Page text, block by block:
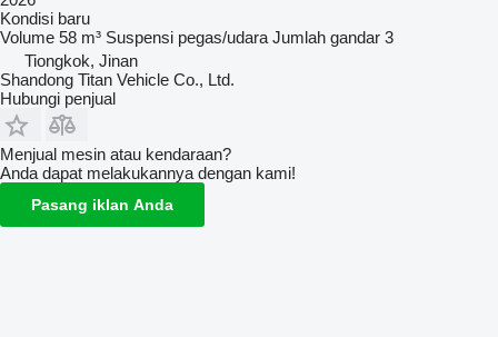
Kondisi baru
Volume 58 m³ Suspensi pegas/udara Jumlah gandar 3
Tiongkok, Jinan
Shandong Titan Vehicle Co., Ltd.
Hubungi penjual
Menjual mesin atau kendaraan?
Anda dapat melakukannya dengan kami!
Pasang iklan Anda